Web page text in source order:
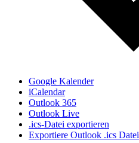
Google Kalender
iCalendar
Outlook 365
Outlook Live
.ics-Datei exportieren
Exportiere Outlook .ics Datei